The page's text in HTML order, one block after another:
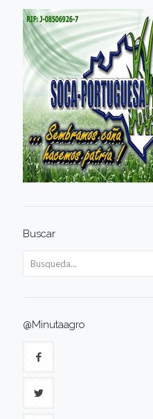
Buscar
@Minutaagro